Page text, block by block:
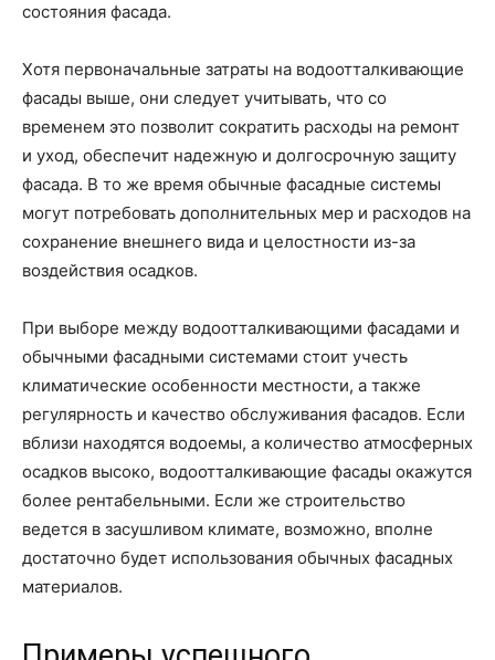
состояния фасада.
Хотя первоначальные затраты на водоотталкивающие
фасады выше, они следует учитывать, что со
временем это позволит сократить расходы на ремонт
и уход, обеспечит надежную и долгосрочную защиту
фасада. В то же время обычные фасадные системы
могут потребовать дополнительных мер и расходов на
сохранение внешнего вида и целостности из-за
воздействия осадков.
При выборе между водоотталкивающими фасадами и
обычными фасадными системами стоит учесть
климатические особенности местности, а также
регулярность и качество обслуживания фасадов. Если
вблизи находятся водоемы, а количество атмосферных
осадков высоко, водоотталкивающие фасады окажутся
более рентабельными. Если же строительство
ведется в засушливом климате, возможно, вполне
достаточно будет использования обычных фасадных
материалов.